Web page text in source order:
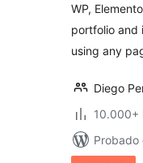
WP,
portfolio and
using any
Diego
10.000+
Probado